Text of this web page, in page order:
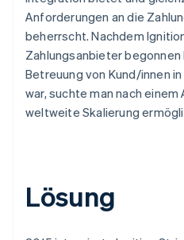
Anforderungen an die
beherrscht. Nachdem
Zahlungsanbieter
Betreuung von Kund/innen
war, suchte man nach
weltweite Skalierung
Lösung